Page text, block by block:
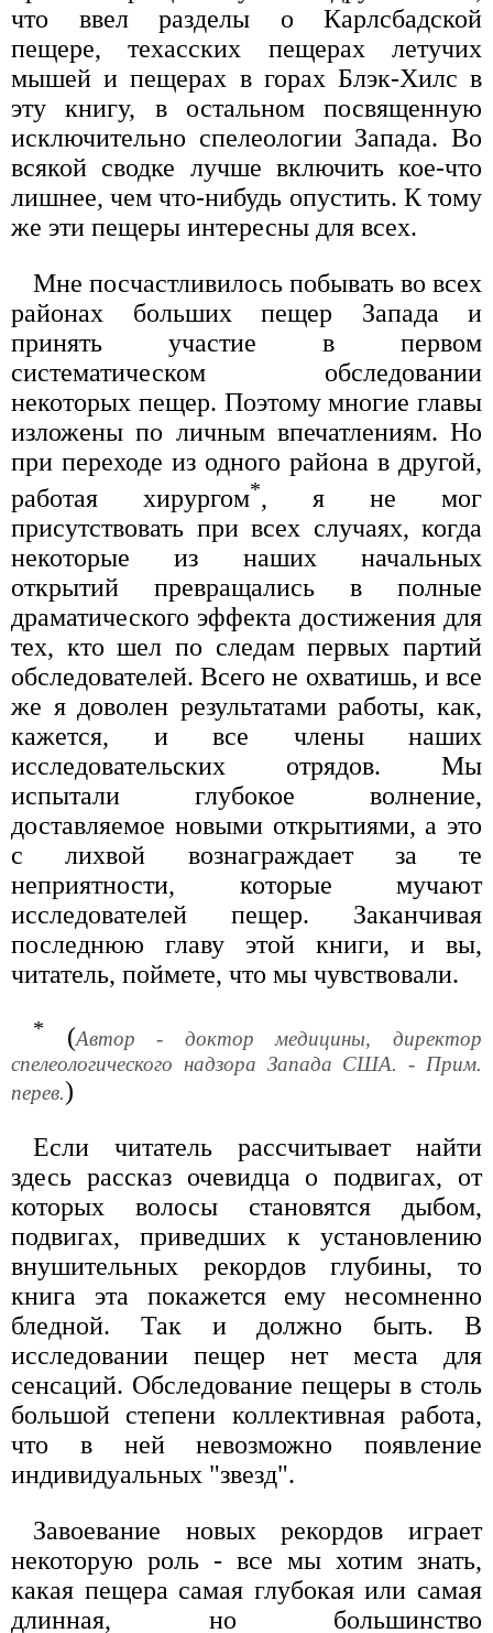
что ввел разделы о Карлсбадской
пещере, техасских пещерах летучих
мышей и пещерах в горах Блэк-Хилс в
эту книгу, в остальном посвященную
исключительно спелеологии Запада. Во
всякой сводке лучше включить кое-что
лишнее, чем что-нибудь опустить. К тому
же эти пещеры интересны для всех.
Мне посчастливилось побывать во всех
районах больших пещер Запада и
принять участие в первом
систематическом обследовании
некоторых пещер. Поэтому многие главы
изложены по личным впечатлениям. Но
при переходе из одного района в другой,
работая хирургом*, я не мог
присутствовать при всех случаях, когда
некоторые из наших начальных
открытий превращались в полные
драматического эффекта достижения для
тех, кто шел по следам первых партий
обследователей. Всего не охватишь, и все
же я доволен результатами работы, как,
кажется, и все члены наших
исследовательских отрядов. Мы
испытали глубокое волнение,
доставляемое новыми открытиями, а это
с лихвой вознаграждает за те
неприятности, которые мучают
исследователей пещер. Заканчивая
последнюю главу этой книги, и вы,
читатель, поймете, что мы чувствовали.
* (Автор - доктор медицины, директор
спелеологического надзора Запада США. - Прим.
перев.)
Если читатель рассчитывает найти
здесь рассказ очевидца о подвигах, от
которых волосы становятся дыбом,
подвигах, приведших к установлению
внушительных рекордов глубины, то
книга эта покажется ему несомненно
бледной. Так и должно быть. В
исследовании пещер нет места для
сенсаций. Обследование пещеры в столь
большой степени коллективная работа,
что в ней невозможно появление
индивидуальных "звезд".
Завоевание новых рекордов играет
некоторую роль - все мы хотим знать,
какая пещера самая глубокая или самая
длинная, но большинство